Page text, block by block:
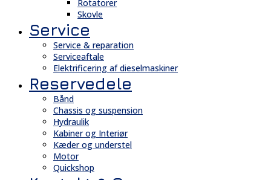
Rotatorer
Skovle
Service
Service & reparation
Serviceaftale
Elektrificering af dieselmaskiner
Reservedele
Bånd
Chassis og suspension
Hydraulik
Kabiner og Interiør
Kæder og understel
Motor
Quickshop